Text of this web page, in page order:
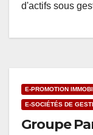
d'actifs sous
E-PROMOTION
E-SOCIÉTÉS DE
Groupe